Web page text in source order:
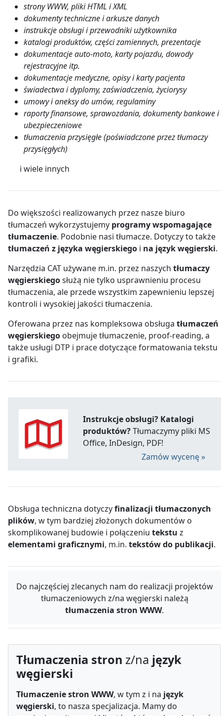
strony WWW, pliki HTML i XML
dokumenty techniczne i arkusze danych
instrukcje obsługi i przewodniki użytkownika
katalogi produktów, części zamiennych, prezentacje
dokumentacje auto-moto, karty pojazdu, dowody
rejestracyjne itp.
dokumentacje medyczne, opisy i karty pacjenta
świadectwa i dyplomy, zaświadczenia, życiorysy
umowy i aneksy do umów, regulaminy
raporty finansowe, sprawozdania, dokumenty bankowe i
ubezpieczeniowe
tłumaczenia przysięgłe (poświadczone przez tłumaczy
przysięgłych)
i wiele innych
Do większości realizowanych przez nasze biuro
tłumaczeń wykorzystujemy programy wspomagające
tłumaczenie. Podobnie nasi tłumacze. Dotyczy to także
tłumaczeń z języka węgierskiego i na język węgierski.
Narzędzia CAT używane m.in. przez naszych tłumaczy
węgierskiegosłużą nie tylko usprawnieniu procesu
tłumaczenia, ale przede wszystkim zapewnieniu lepszej
kontroli i wysokiej jakości tłumaczenia.
Oferowana przez nas kompleksowa obsługa tłumaczeń
węgierskiego obejmuje tłumaczenie, proof-reading, a
także usługi DTP i prace dotyczące formatowania tekstu
i grafiki.
Instrukcje obsługi? Katalogi
produktów?Tłumaczymy pliki MS
Office, InDesign, PDF!
Zamów wycenę »
Obsługa techniczna dotyczyfinalizacji tłumaczonych
plików, w tym bardziej złożonych dokumentów o
skomplikowanej budowie i połączeniu tekstu z
elementami graficznymi, m.in. tekstów do publikacji.
Do najczęściej zlecanych nam do realizacji projektów
tłumaczeniowych z/na węgierski należą
tłumaczenia stron WWW.
Tłumaczenia stron z/na język
węgierski
Tłumaczenie stron WWW, w tym z i na język
węgierski, to nasza specjalizacja. Mamy do